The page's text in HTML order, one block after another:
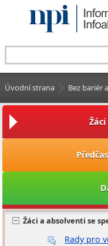
Úvodní strana Bez bariér
Žáci
Žáci a absolventi se
Rady pro